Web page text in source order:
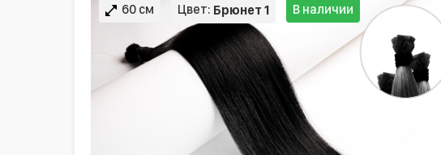
60 см Цвет: Брюнет 1 В наличии